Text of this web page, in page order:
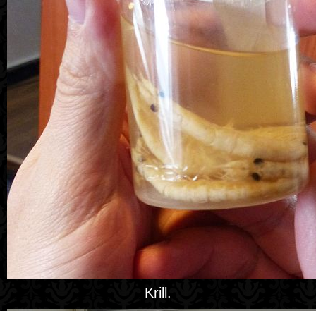
Krill.